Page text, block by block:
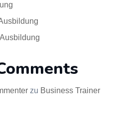
zu Business Trainer